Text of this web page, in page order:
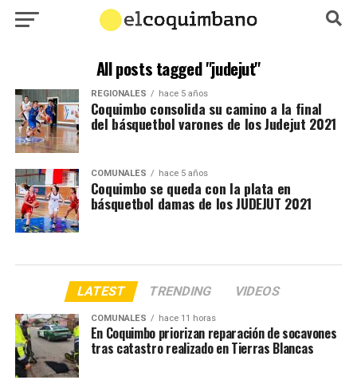
All posts tagged "judejut"
REGIONALES hace 5 años
Coquimbo consolida su camino a la final
del básquetbol varones de los Judejut 2021
COMUNALES hace 5 años
Coquimbo se queda con la plata en
básquetbol damas de los JUDEJUT 2021
LATEST TRENDING VIDEOS
COMUNALES hace 11 horas
En Coquimbo priorizan reparación de socavones
tras catastro realizado en Tierras Blancas